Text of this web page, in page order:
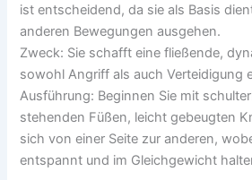
ist entscheidend, da sie als Basis
anderen Bewegungen ausgehen.
Zweck: Sie schafft eine fließende,
sowohl Angriff als auch Verteidigung
Ausführung: Beginnen Sie mit
stehenden Füßen, leicht gebeugten
sich von einer Seite zur anderen,
entspannt und im Gleichgewicht